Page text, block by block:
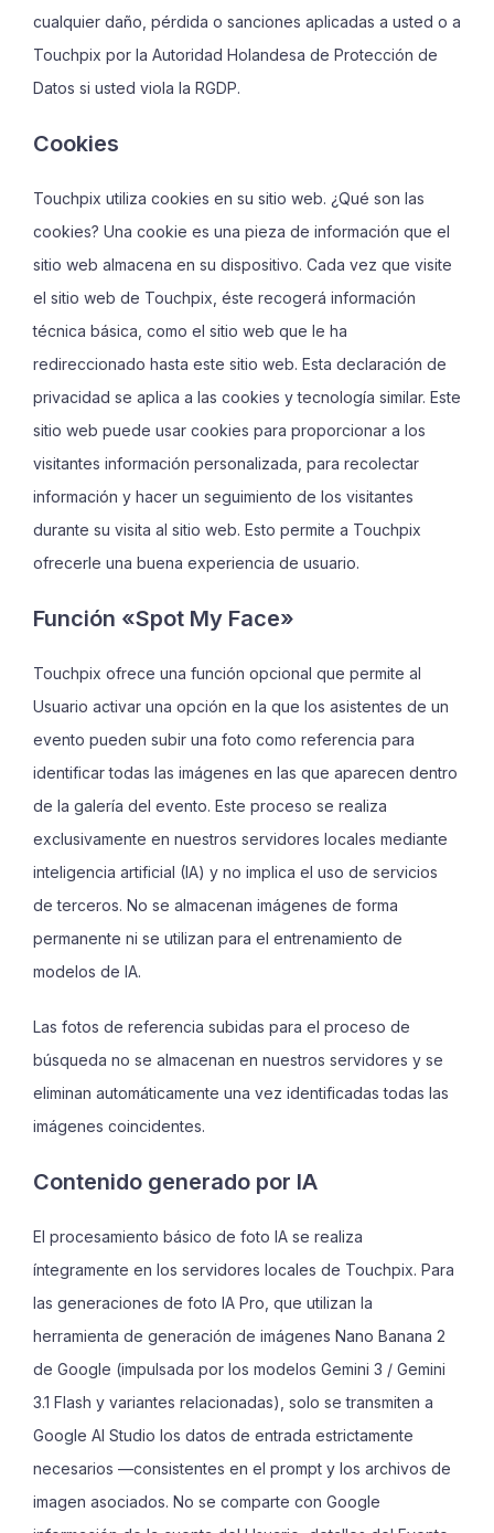
cualquier daño, pérdida o sanciones aplicadas a usted o a
Touchpix por la Autoridad Holandesa de Protección de
Datos si usted viola la RGDP.
Cookies
Touchpix utiliza cookies en su sitio web. ¿Qué son las
cookies? Una cookie es una pieza de información que el
sitio web almacena en su dispositivo. Cada vez que visite
el sitio web de Touchpix, éste recogerá información
técnica básica, como el sitio web que le ha
redireccionado hasta este sitio web. Esta declaración de
privacidad se aplica a las cookies y tecnología similar. Este
sitio web puede usar cookies para proporcionar a los
visitantes información personalizada, para recolectar
información y hacer un seguimiento de los visitantes
durante su visita al sitio web. Esto permite a Touchpix
ofrecerle una buena experiencia de usuario.
Función «Spot My Face»
Touchpix ofrece una función opcional que permite al
Usuario activar una opción en la que los asistentes de un
evento pueden subir una foto como referencia para
identificar todas las imágenes en las que aparecen dentro
de la galería del evento. Este proceso se realiza
exclusivamente en nuestros servidores locales mediante
inteligencia artificial (IA) y no implica el uso de servicios
de terceros. No se almacenan imágenes de forma
permanente ni se utilizan para el entrenamiento de
modelos de IA.
Las fotos de referencia subidas para el proceso de
búsqueda no se almacenan en nuestros servidores y se
eliminan automáticamente una vez identificadas todas las
imágenes coincidentes.
Contenido generado por IA
El procesamiento básico de foto IA se realiza
íntegramente en los servidores locales de Touchpix. Para
las generaciones de foto IA Pro, que utilizan la
herramienta de generación de imágenes Nano Banana 2
de Google (impulsada por los modelos Gemini 3 / Gemini
3.1 Flash y variantes relacionadas), solo se transmiten a
Google AI Studio los datos de entrada estrictamente
necesarios —consistentes en el prompt y los archivos de
imagen asociados. No se comparte con Google